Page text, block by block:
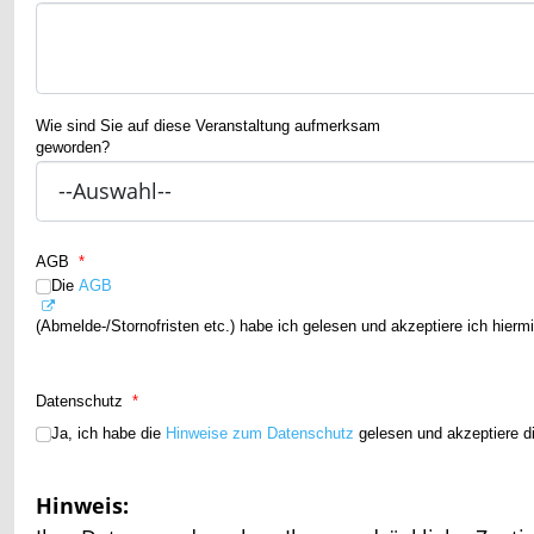
Wie sind Sie auf diese Veranstaltung aufmerksam
geworden?
AGB *
Die AGB
(Abmelde-/Stornofristen etc.) habe ich gelesen und akzeptiere ich
Datenschutz *
Ja, ich habe die Hinweise zum Datenschutz gelesen und akzeptiere
Hinweis: